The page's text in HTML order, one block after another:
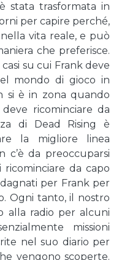
stata trasformata in
per capire perché,
vita reale, e può
che preferisce.
su cui Frank deve
mondo di gioco in
si è in zona quando
ricominciare da
di Dead Rising è
la migliore linea
c’è da preoccuparsi
ricominciare da capo
per Frank per
Ogni tanto, il nostro
alla radio per alcuni
missioni
nel suo diario per
vengono scoperte.